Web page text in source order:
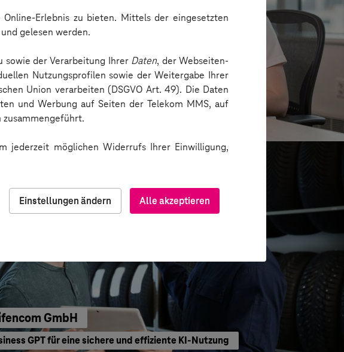
Erlebnis zu bieten. Mittels der eingesetzten
gelesen werden.
sowie der Verarbeitung Ihrer Daten, der Webseiten-
Nutzungsprofilen sowie der Weitergabe Ihrer
Union verarbeiten (DSGVO Art. 49). Die Daten
und Werbung auf Seiten der Telekom MMS, auf
jederzeit möglichen Widerrufs Ihrer Einwilligung,
Alle akzeptieren
Einstellungen ändern
Bergstraße
moderne Verwaltung
GmbH
GPT für eine sichere und effiziente KI-Nutzung